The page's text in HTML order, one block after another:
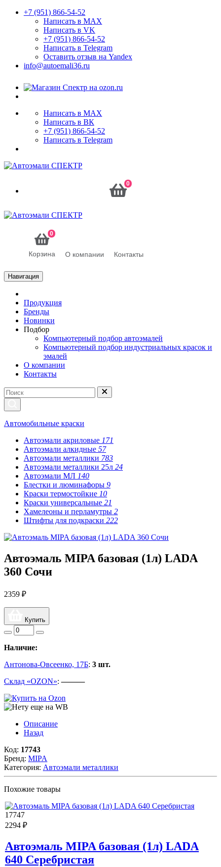
+7 (951) 866-54-52
Написать в MAX
Написать в VK
+7 (951) 866-54-52
Написать в Telegram
Оставить отзыв на Yandex
info@autoemali36.ru
Написать в MAX
Написать в ВК
+7 (951) 866-54-52
Написать в Telegram
0
0
Корзина О компании Контакты
Навигация
Продукция
Бренды
Новинки
Подбор
Компьютерный подбор автоэмалей
Компьютерный подбор индустриальных красок и
эмалей
О компании
Контакты
Автомобильные краски
Автоэмали акриловые 171
Автоэмали алкидные 57
Автоэмали металлики 783
Автоэмали металлики 25л 24
Автоэмали МЛ 140
Блестки и люминафоры 9
Краски термостойкие 10
Краски универсальные 21
Хамелеоны и перламутры 2
Штифты для подкраски 222
Автоэмаль MIPA базовая (1л) LADA
360 Сочи
2359 ₽
Купить
Наличие:
Антонова-Овсеенко, 17Б: 3 шт.
Склад «OZON»:———
Описание
Назад
Код: 17743
Бренд: MIPA
Категория: Автоэмали металлики
Похожие товары
17747
2294 ₽
Автоэмаль MIPA базовая (1л) LADA
640 Серебристая